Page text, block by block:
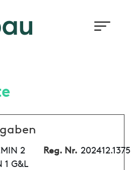
2
1 G&L
Reg. Nr.